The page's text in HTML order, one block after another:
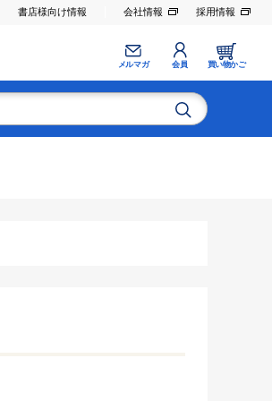
書店様向け情報 会社情報 採用情報
メルマガ 会員 買い物かご